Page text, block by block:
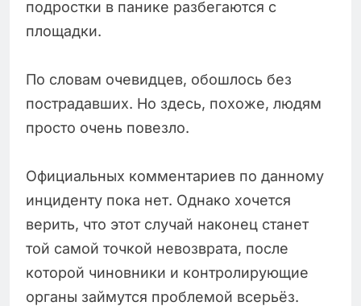
подростки в панике разбегаются с
площадки.
По словам очевидцев, обошлось без
пострадавших. Но здесь, похоже, людям
просто очень повезло.
Официальных комментариев по данному
инциденту пока нет. Однако хочется
верить, что этот случай наконец станет
той самой точкой невозврата, после
которой чиновники и контролирующие
органы займутся проблемой всерьёз.